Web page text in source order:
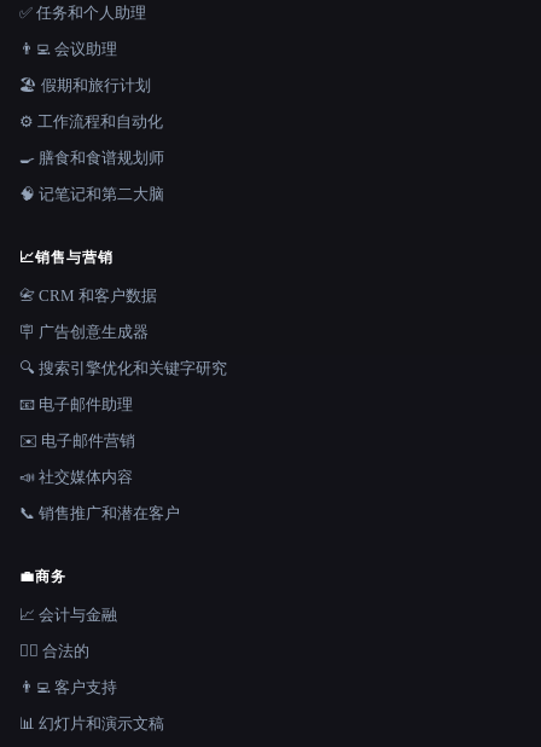
✅ 任务和个人助理
👨‍💻 会议助理
🏖 假期和旅行计划
⚙️ 工作流程和自动化
🍳 膳食和食谱规划师
🧠 记笔记和第二大脑
📈销售与营销
📇 CRM 和客户数据
🪧 广告创意生成器
🔍 搜索引擎优化和关键字研究
📧 电子邮件助理
✉️ 电子邮件营销
📣 社交媒体内容
📞 销售推广和潜在客户
💼商务
📈 会计与金融
👩‍⚖️ 合法的
👨‍💻 客户支持
📊 幻灯片和演示文稿